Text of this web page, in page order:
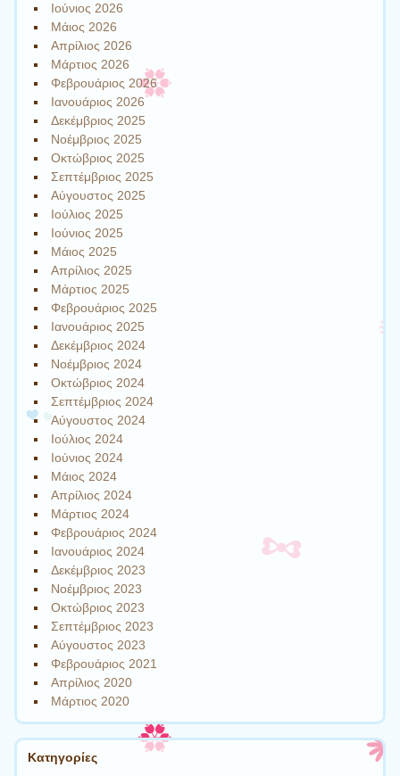
Ιούνιος 2026
Μάιος 2026
Απρίλιος 2026
Μάρτιος 2026
Φεβρουάριος 2026
Ιανουάριος 2026
Δεκέμβριος 2025
Νοέμβριος 2025
Οκτώβριος 2025
Σεπτέμβριος 2025
Αύγουστος 2025
Ιούλιος 2025
Ιούνιος 2025
Μάιος 2025
Απρίλιος 2025
Μάρτιος 2025
Φεβρουάριος 2025
Ιανουάριος 2025
Δεκέμβριος 2024
Νοέμβριος 2024
Οκτώβριος 2024
Σεπτέμβριος 2024
Αύγουστος 2024
Ιούλιος 2024
Ιούνιος 2024
Μάιος 2024
Απρίλιος 2024
Μάρτιος 2024
Φεβρουάριος 2024
Ιανουάριος 2024
Δεκέμβριος 2023
Νοέμβριος 2023
Οκτώβριος 2023
Σεπτέμβριος 2023
Αύγουστος 2023
Φεβρουάριος 2021
Απρίλιος 2020
Μάρτιος 2020
Kατηγορίες